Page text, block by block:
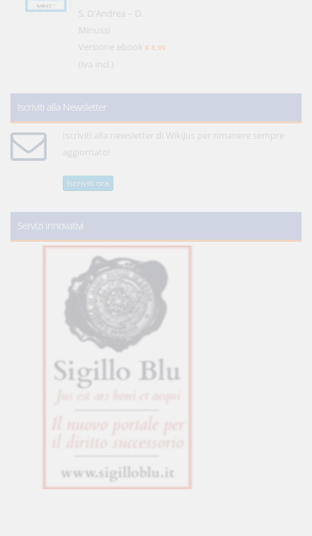
S. D'Andrea – D.
Minussi
Versione ebook € 6,99
(iva incl.)
Iscriviti alla Newsletter
Iscriviti alla newsletter di WikiJus per rimanere sempre
aggiornato!
Iscriviti ora
Servizi innovativi